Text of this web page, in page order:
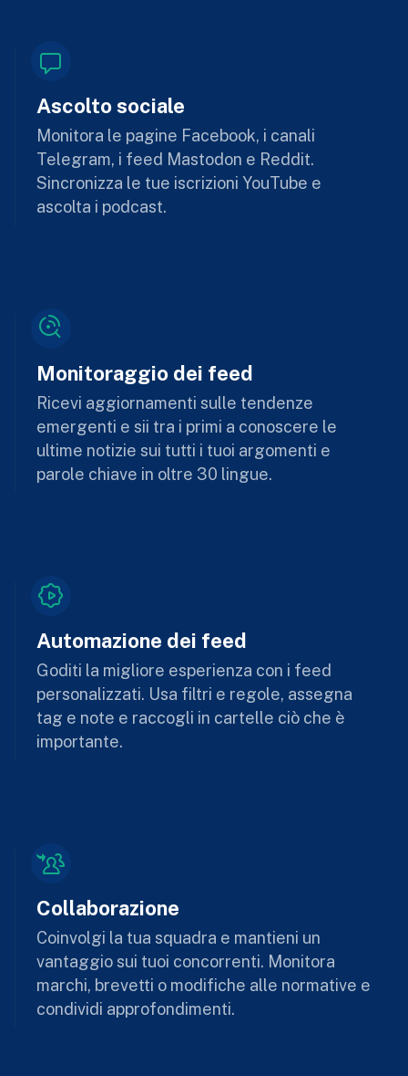
Ascolto sociale
Monitora le pagine Facebook, i canali
Telegram, i feed Mastodon e Reddit.
Sincronizza le tue iscrizioni YouTube e
ascolta i podcast.
Monitoraggio dei feed
Ricevi aggiornamenti sulle tendenze
emergenti e sii tra i primi a conoscere le
ultime notizie sui tutti i tuoi argomenti e
parole chiave in oltre 30 lingue.
Automazione dei feed
Goditi la migliore esperienza con i feed
personalizzati. Usa filtri e regole, assegna
tag e note e raccogli in cartelle ciò che è
importante.
Collaborazione
Coinvolgi la tua squadra e mantieni un
vantaggio sui tuoi concorrenti. Monitora
marchi, brevetti o modifiche alle normative e
condividi approfondimenti.